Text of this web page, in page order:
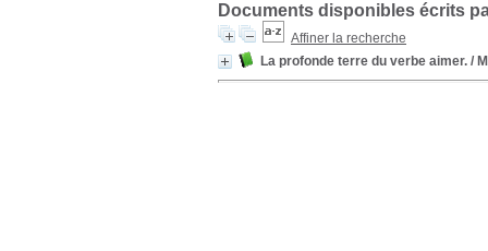
Documents disponibles écrits
Affiner la recherche
La profonde terre du verbe aimer. /